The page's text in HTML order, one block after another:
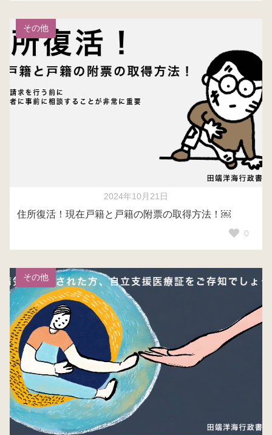
その他
2024年10月21日
住所復活！現在戸籍と戸籍の附票の取得方法！￼
0
その他